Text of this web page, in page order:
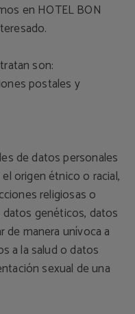
en HOTEL BON
son:
postales y
de datos personales
origen étnico o racial,
religiosas o
datos genéticos, datos
manera unívoca a
a la salud o datos
sexual de una